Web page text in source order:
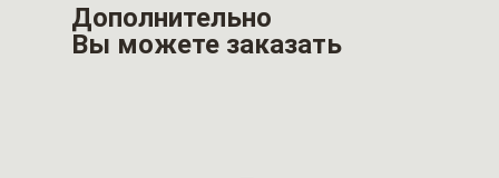
Дополнительно
Вы можете заказать